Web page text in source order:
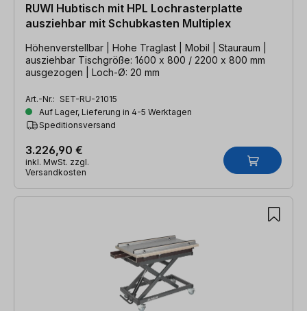
RUWI Hubtisch mit HPL Lochrasterplatte
ausziehbar mit Schubkasten Multiplex
Höhenverstellbar | Hohe Traglast | Mobil | Stauraum |
ausziehbar Tischgröße: 1600 x 800 / 2200 x 800 mm
ausgezogen | Loch-Ø: 20 mm
Art.-Nr.: SET-RU-21015
Auf Lager, Lieferung in 4-5 Werktagen
Speditionsversand
3.226,90 €
inkl. MwSt. zzgl.
Versandkosten